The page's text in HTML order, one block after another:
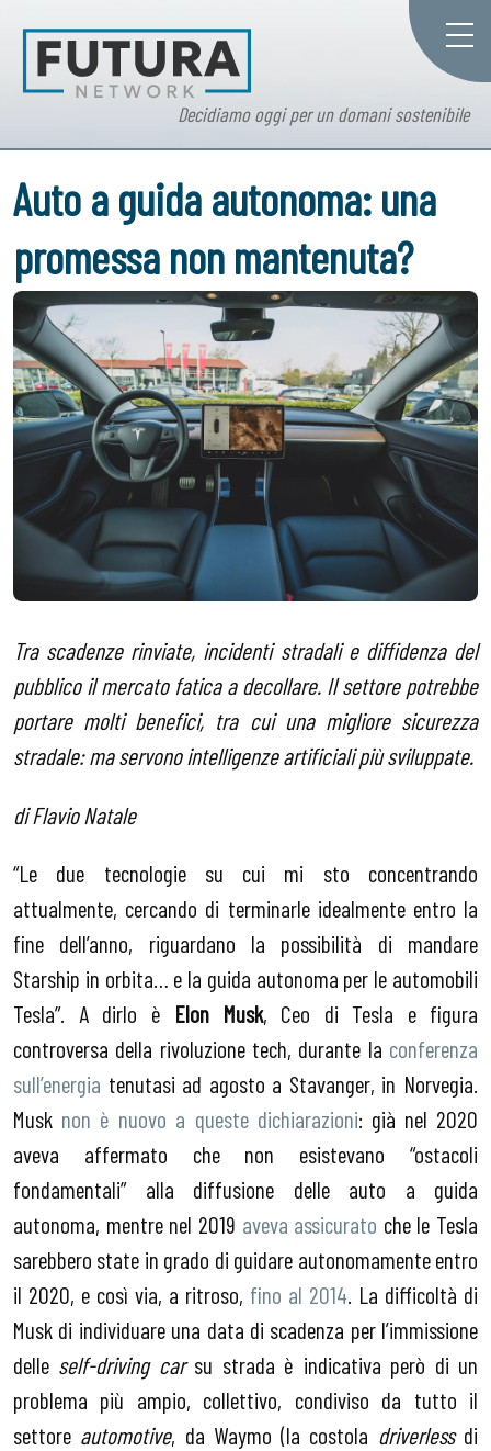
Decidiamo oggi per un domani sostenibile
Auto a guida autonoma: una
promessa non mantenuta?
Tra scadenze rinviate, incidenti stradali e diffidenza del
pubblico il mercato fatica a decollare. Il settore potrebbe
portare molti benefici, tra cui una migliore sicurezza
stradale: ma servono intelligenze artificiali più sviluppate.
di Flavio Natale
“Le due tecnologie su cui mi sto concentrando
attualmente, cercando di terminarle idealmente entro la
fine dell’anno, riguardano la possibilità di mandare
Starship in orbita… e la guida autonoma per le automobili
Tesla”. A dirlo è Elon Musk, Ceo di Tesla e figura
controversa della rivoluzione tech, durante la conferenza
sull’energia tenutasi ad agosto a Stavanger, in Norvegia.
Musk non è nuovo a queste dichiarazioni: già nel 2020
aveva affermato che non esistevano “ostacoli
fondamentali” alla diffusione delle auto a guida
autonoma, mentre nel 2019 aveva assicurato che le Tesla
sarebbero state in grado di guidare autonomamente entro
il 2020, e così via, a ritroso, fino al 2014. La difficoltà di
Musk di individuare una data di scadenza per l’immissione
delle self-driving carsu strada è indicativa però di un
problema più ampio, collettivo, condiviso da tutto il
settore automotive, da Waymo (la costola driverlessdi